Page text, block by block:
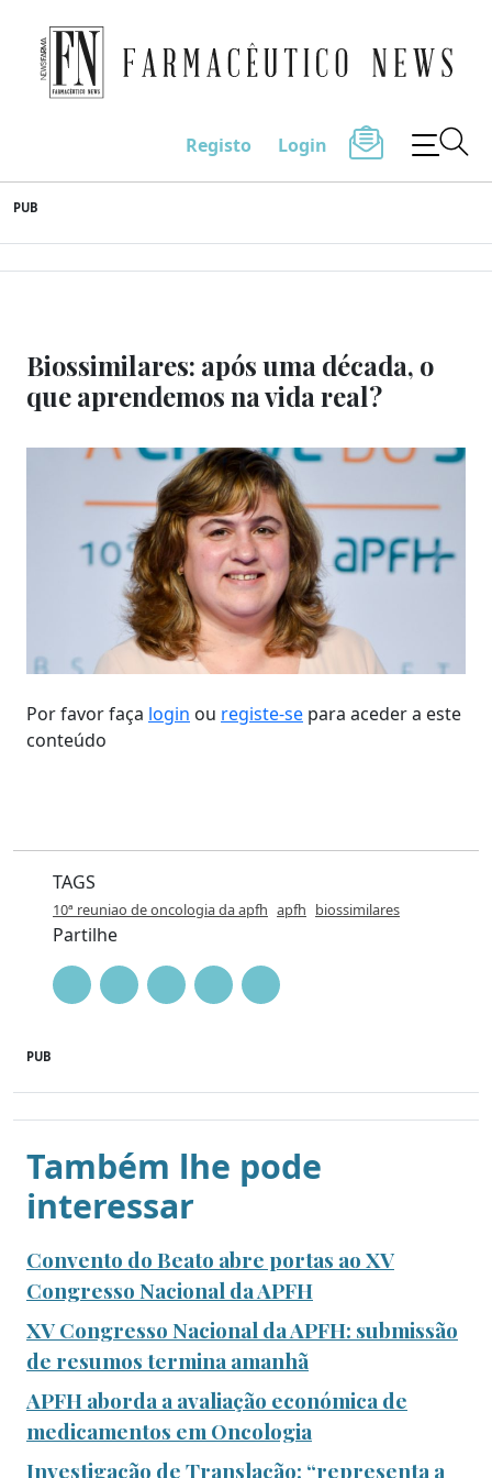
to
content
Farmacêutico News
Registo Login
PUB
Biossimilares: após uma década, o
que aprendemos na vida real?
Por favor faça login ou registe-se para aceder a este
conteúdo
TAGS
10ª reuniao de oncologia da apfh apfh biossimilares
Partilhe
PUB
Também lhe pode
interessar
Convento do Beato abre portas ao XV
Congresso Nacional da APFH
XV Congresso Nacional da APFH: submissão
de resumos termina amanhã
APFH aborda a avaliação económica de
medicamentos em Oncologia
Investigação de Translação: “representa a